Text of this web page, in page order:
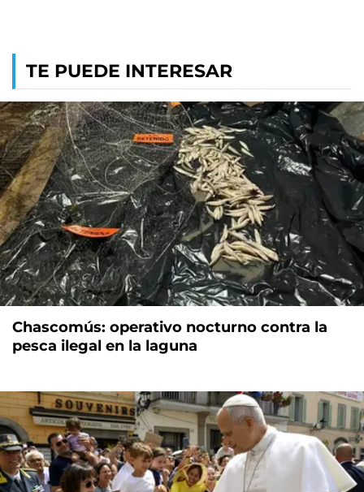
TE PUEDE INTERESAR
Chascomús: operativo nocturno contra la
pesca ilegal en la laguna